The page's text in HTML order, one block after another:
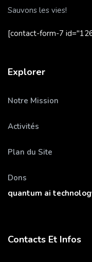
Sauvons les vies!
[contact-form-7
Explorer
Notre Mission
Activités
Plan du Site
Dons
quantum ai
Contacts Et Infos